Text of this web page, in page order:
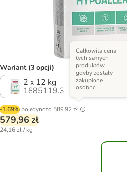
Wariant (3 opcji)
2 x 12 kg
1885119.3
-1.69% pojedynczo 589,92 zł
Całkowita cena
tych samych
produktów,
gdyby zostały
zakupione
osobno
579,96 zł
24,16 zł / kg